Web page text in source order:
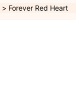
Forever Red Heart